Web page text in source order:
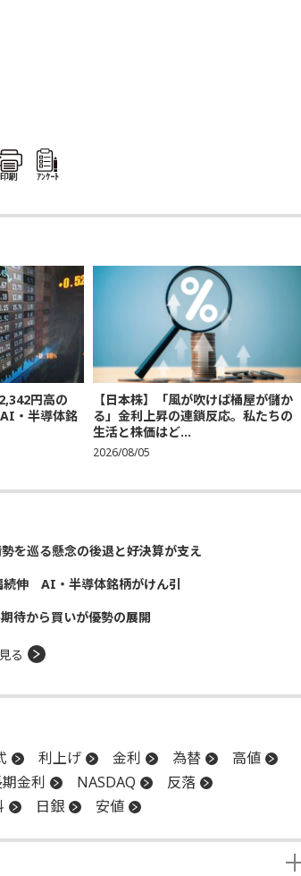
印刷 ｱﾝｹｰﾄ
円高の
・半導体銘
【日本株】「風が吹けば桶屋が儲か
る」金利上昇の連鎖反応。私たちの
生活と株価はど...
2026/08/05
を巡る懸念の後退と好決算が支え
続伸 AI・半導体銘柄がけん引
待から買いが優勢の展開
る
利上げ 金利 為替
高値
金利 NASDAQ
反落
日銀 安値